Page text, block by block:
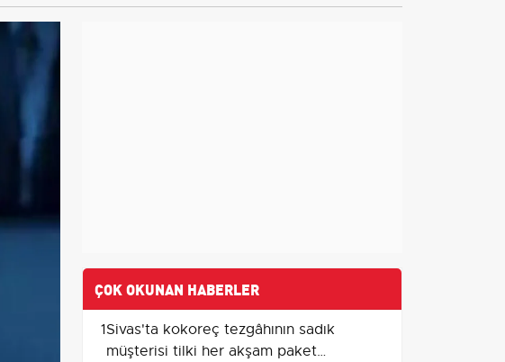
ÇOK OKUNAN HABERLER
1Sivas'ta kokoreç tezgâhının sadık
müşterisi tilki her akşam paket